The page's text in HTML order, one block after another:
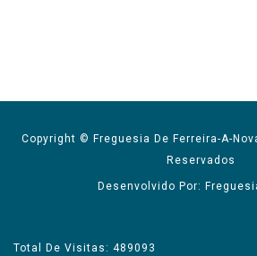
Copyright © Freguesia De Ferreira-A-
Reservados
Desenvolvido Por:
Total De Visitas: 489093